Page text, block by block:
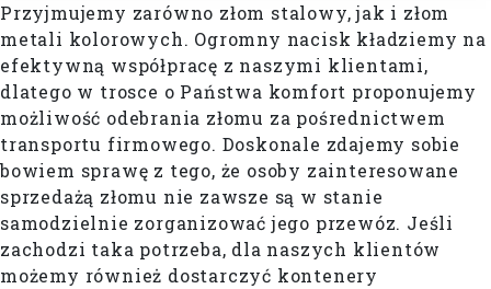
Przyjmujemy zarówno złom stalowy, jak i złom
metali kolorowych. Ogromny nacisk kładziemy na
efektywną współpracę z naszymi klientami,
dlatego w trosce o Państwa komfort proponujemy
możliwość odebrania złomu za pośrednictwem
transportu firmowego. Doskonale zdajemy sobie
bowiem sprawę z tego, że osoby zainteresowane
sprzedażą złomu nie zawsze są w stanie
samodzielnie zorganizować jego przewóz. Jeśli
zachodzi taka potrzeba, dla naszych klientów
możemy również dostarczyć kontenery